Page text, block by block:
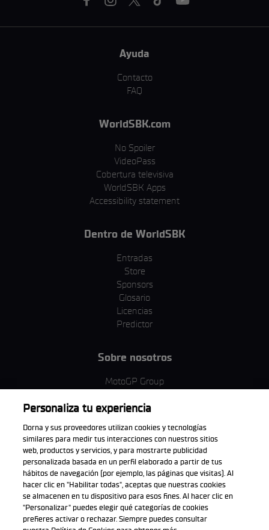
Ayuda
Contacto
FAQ
WorldSBK.com
No Spoiler
VideoPass
Cobertura televisiva
WorldSBK Apps
Accessibility statement
Dentro de WorldSBK
Entradas
Store
Sponsors
Glosario
Licencias
Predictor
Sobre nosotros
MotoGP Group
Términos y condiciones
Política de privacidad
Política de compra
Descarga la aplicación oficial
Personaliza tu experiencia
Dorna y sus proveedores utilizan cookies y tecnologías
similares para medir tus interacciones con nuestros sitios
web, productos y servicios, y para mostrarte publicidad
personalizada basada en un perfil elaborado a partir de tus
hábitos de navegación (por ejemplo, las páginas que visitas). Al
hacer clic en "Habilitar todas", aceptas que nuestras cookies
se almacenen en tu dispositivo para esos fines. Al hacer clic en
"Personalizar" puedes elegir qué categorías de cookies
prefieres activar o rechazar. Siempre puedes consultar